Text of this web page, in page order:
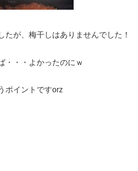
たが、梅干しはありませんでした！
・・・よかったのにｗ
ポイントですorz